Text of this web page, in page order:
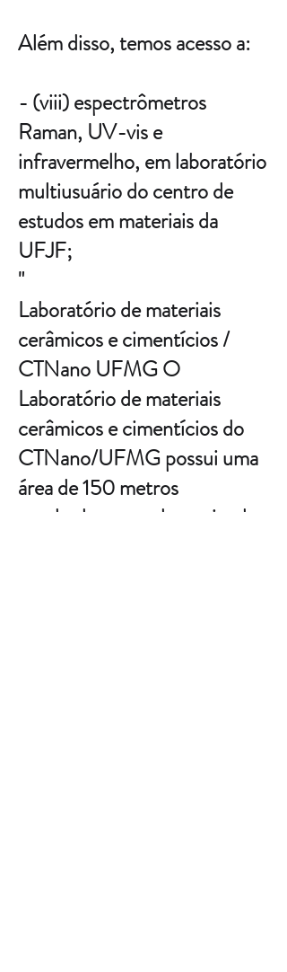
Além disso, temos acesso a:
- (viii) espectrômetros
Raman, UV-vis e
infravermelho, em laboratório
multiusuário do centro de
estudos em materiais da
UFJF;
"
Laboratório de materiais
cerâmicos e cimentícios /
CTNano UFMG O
Laboratório de materiais
cerâmicos e cimentícios do
CTNano/UFMG possui uma
área de 150 metros
quadrados estando equipado